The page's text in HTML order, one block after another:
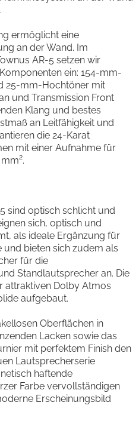
ermöglicht eine
an der Wand. Im
AR-5 setzen wir
ein: 154-mm-
25-mm-Hochtöner mit
und Transmission Front
Klang und bestes
an Leitfähigkeit und
die 24-Karat
mit einer Aufnahme für
sind optisch schlicht und
sich, optisch und
als ideale Ergänzung für
bieten sich zudem als
für die
Standlautsprecher an. Die
attraktiven Dolby Atmos
aufgebaut.
Oberflächen in
Lacken sowie das
mit perfektem Finish den
Lautsprecherserie
haftende
Farbe vervollständigen
Erscheinungsbild